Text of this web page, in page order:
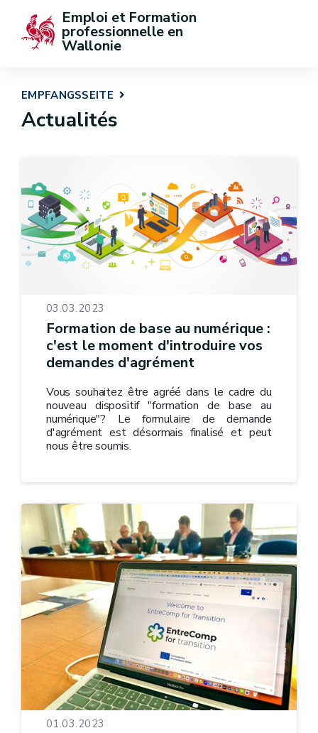
Emploi et Formation
professionnelle en
Wallonie
EMPFANGSSEITE
Actualités
03.03.2023
Formation de base au numérique :
c'est le moment d'introduire vos
demandes d'agrément
Vous souhaitez être agréé dans le cadre du
nouveau dispositif "formation de base au
numérique"? Le formulaire de demande
d'agrément est désormais finalisé et peut
nous être soumis.
01.03.2023